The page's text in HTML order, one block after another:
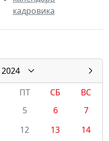
кадровика
2024
ПТ СБ
ВС
5 6
7
12 13
14